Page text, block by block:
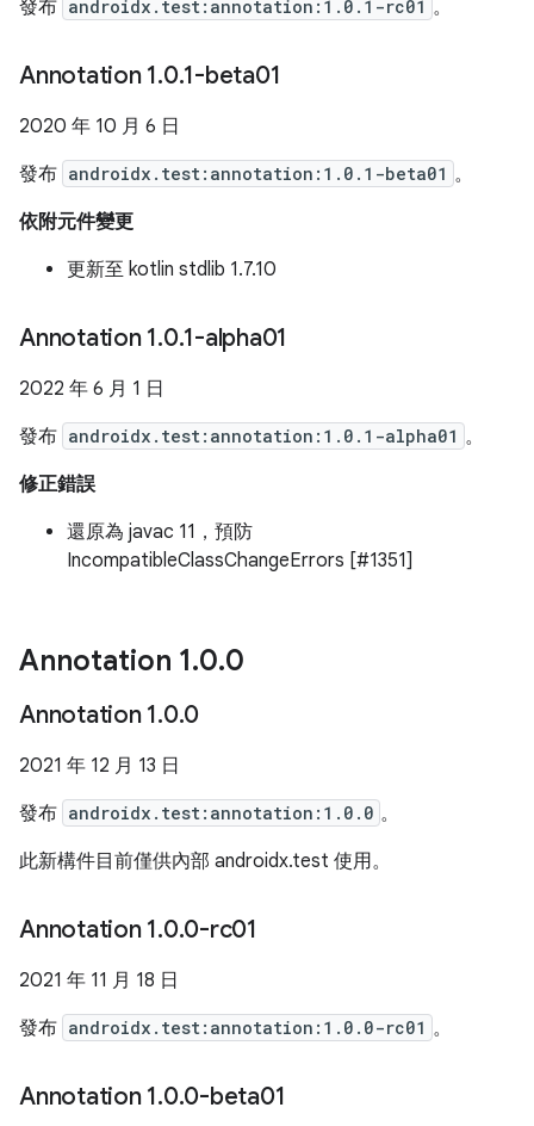
發布 androidx.test:annotation:1.0.1-rc01 。
Annotation 1.0.1-beta01
2020 年 10 月 6 日
發布 androidx.test:annotation:1.0.1-beta01 。
依附元件變更
更新至 kotlin stdlib 1.7.10
Annotation 1.0.1-alpha01
2022 年 6 月 1 日
發布 androidx.test:annotation:1.0.1-alpha01 。
修正錯誤
還原為 javac 11，預防
IncompatibleClassChangeErrors [#1351]
Annotation 1.0.0
Annotation 1.0.0
2021 年 12 月 13 日
發布 androidx.test:annotation:1.0.0 。
此新構件目前僅供內部 androidx.test 使用。
Annotation 1.0.0-rc01
2021 年 11 月 18 日
發布 androidx.test:annotation:1.0.0-rc01 。
Annotation 1.0.0-beta01